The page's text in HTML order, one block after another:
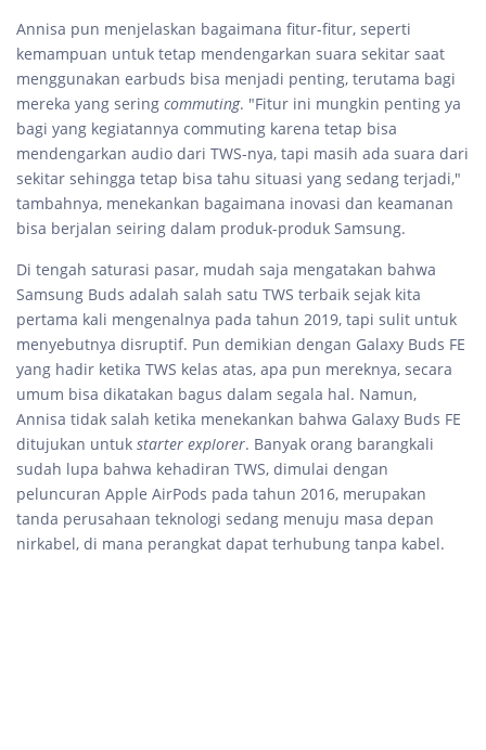
Annisa pun menjelaskan bagaimana fitur-fitur, seperti
kemampuan untuk tetap mendengarkan suara sekitar saat
menggunakan earbuds bisa menjadi penting, terutama bagi
mereka yang sering commuting. "Fitur ini mungkin penting ya
bagi yang kegiatannya commuting karena tetap bisa
mendengarkan audio dari TWS-nya, tapi masih ada suara dari
sekitar sehingga tetap bisa tahu situasi yang sedang terjadi,"
tambahnya, menekankan bagaimana inovasi dan keamanan
bisa berjalan seiring dalam produk-produk Samsung.
Di tengah saturasi pasar, mudah saja mengatakan bahwa
Samsung Buds adalah salah satu TWS terbaik sejak kita
pertama kali mengenalnya pada tahun 2019, tapi sulit untuk
menyebutnya disruptif. Pun demikian dengan Galaxy Buds FE
yang hadir ketika TWS kelas atas, apa pun mereknya, secara
umum bisa dikatakan bagus dalam segala hal. Namun,
Annisa tidak salah ketika menekankan bahwa Galaxy Buds FE
ditujukan untuk starter explorer. Banyak orang barangkali
sudah lupa bahwa kehadiran TWS, dimulai dengan
peluncuran Apple AirPods pada tahun 2016, merupakan
tanda perusahaan teknologi sedang menuju masa depan
nirkabel, di mana perangkat dapat terhubung tanpa kabel.